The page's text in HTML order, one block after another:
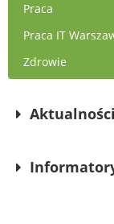
Praca
Praca IT
Zdrowie
Aktualności